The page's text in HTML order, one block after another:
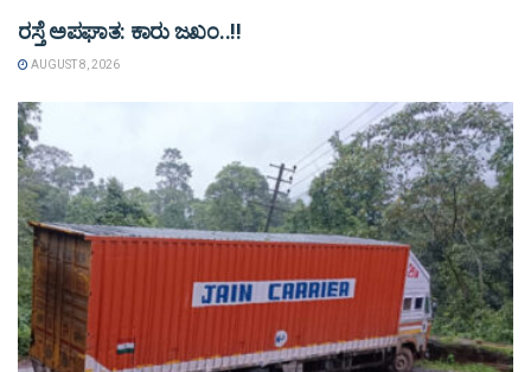
ರಸ್ತೆ ಅಪಘಾತ: ಕಾರು ಜಖಂ..!!
AUGUST 8, 2026